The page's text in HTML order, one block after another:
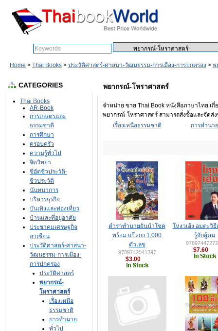
Home > Thai Books > ประวัติศาสตร์-ศาสนา-วัฒนธรรม-การเมือง-การปกครอง > พ
CATEGORIES
Thai Books
AR-Book
การเกษตรและ
ธรรมชาติ
การศึกษา
ครอบครัว
ความรู้ทั่วไป
จิตวิทยา
ชีอัตชีวประวัติ-
ชีวประวัติ
นันทนาการ
บริหารธุรกิจ
บันเทิงและท่องเที่ยว
บ้านและที่อยู่อาศัย
ประชาคมเศรษฐกิจ
อาเซียน
ประวัติศาสตร์-ศาสนา-
วัฒนธรรม-การเมือง-
การปกครอง
ประวัติศาสตร์
พยากรณ์-
โหราศาสตร์
เรื่องเหนือ
ธรรมชาติ
การทำนาย
ทั่วไป
พยากรณ์-โหราศาสตร์
จำหน่าย ขาย Thai Book หนังสือภาษาไทย เ
พยากรณ์-โหราศาสตร์ สามารถสั่งซื้อและจัดส่
เรื่องเหนือธรรมชาติ
การทำนาย
ตำราทำนายฝันนำโชค
พร้อม แป๊ะกง 1,000
ตัวเลข
9789742041397
$3.00
โหงวเฮ้ง อมตะวิ
รู้จักผู้คน
$7.60